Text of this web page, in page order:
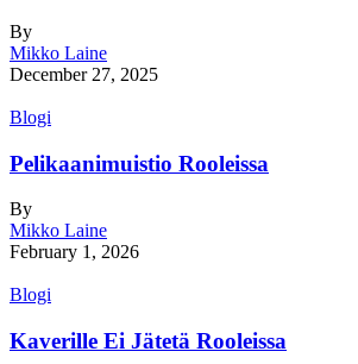
By
Mikko Laine
December 27, 2025
Blogi
Pelikaanimuistio Rooleissa
By
Mikko Laine
February 1, 2026
Blogi
Kaverille Ei Jätetä Rooleissa